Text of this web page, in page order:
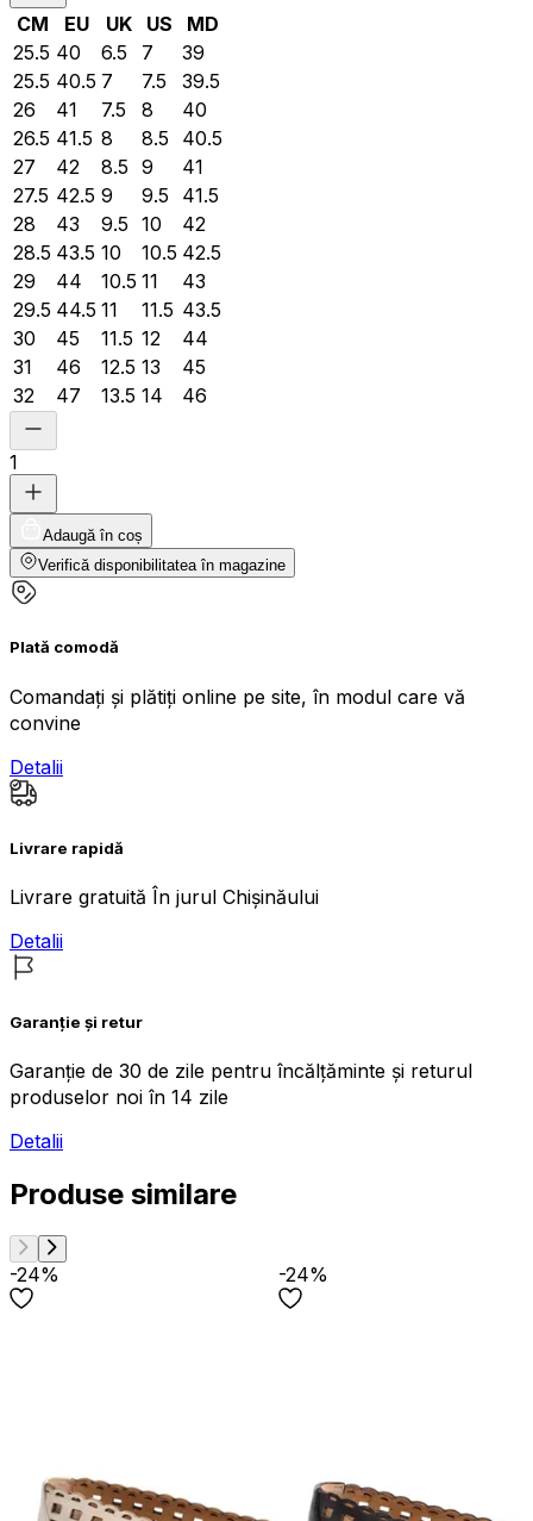
CM EU UK US
MD
25.5 40 6.5 7
39
25.5 40.5 7 7.5
39.5
26
41 7.5 8
40
26.5 41.5 8 8.5
40.5
27
42 8.5 9
41
27.5 42.5 9 9.5
41.5
28
43 9.5 10
42
28.5 43.5 10 10.5 42.5
29
44 10.5 11
43
29.5 44.5 11 11.5 43.5
30
45 11.5 12
44
31
46 12.5 13
45
32
47 13.5 14 46
1
Adaugă în coș
Verifică disponibilitatea în magazine
Plată comodă
Comandați și plătiți online pe site, în modul care vă
convine
Detalii
Livrare rapidă
Livrare gratuită În jurul Chișinăului
Detalii
Garanție și retur
Garanție de 30 de zile pentru încălțăminte și returul
produselor noi în 14 zile
Detalii
Produse similare
-24% -24%